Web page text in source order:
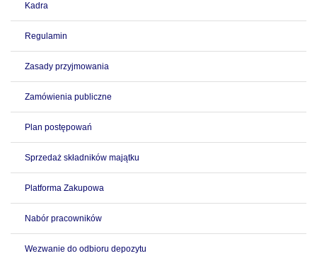
Kadra
Regulamin
Zasady przyjmowania
Zamówienia publiczne
Plan postępowań
Sprzedaż składników majątku
Platforma Zakupowa
Nabór pracowników
Wezwanie do odbioru depozytu